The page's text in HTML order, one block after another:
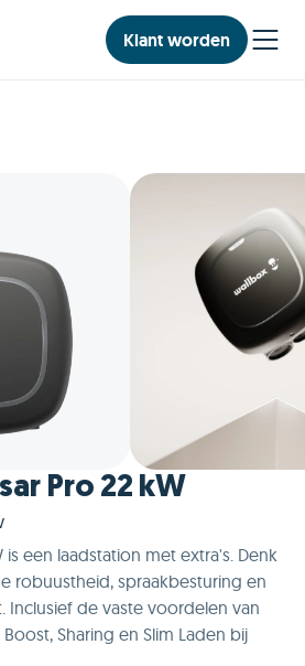
Klant worden
Pro 22 kW
is een laadstation met extra's. Denk
robuustheid, spraakbesturing en
Inclusief de vaste voordelen van
Sharing en Slim Laden bij